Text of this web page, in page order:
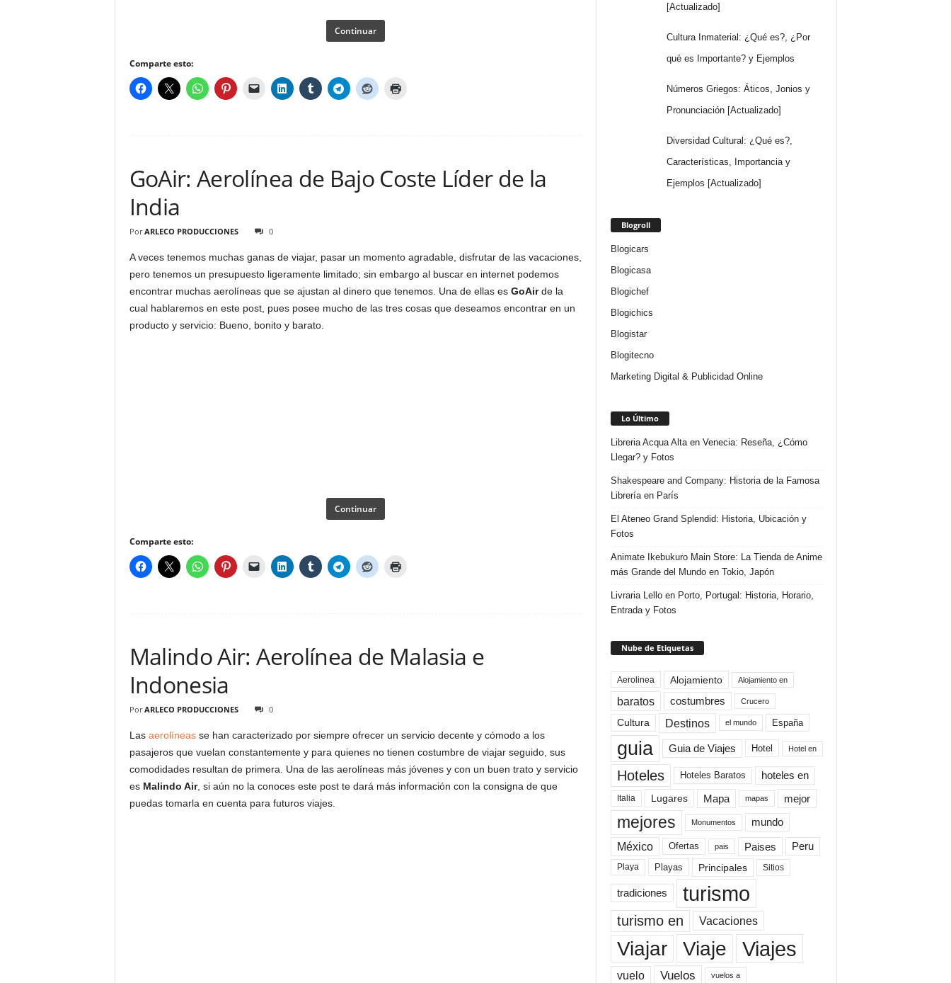
Continuar
Comparte esto:
GoAir: Aerolínea de Bajo Coste Líder de la
India
Por ARLECO PRODUCCIONES 0
A veces tenemos muchas ganas de viajar, pasar un momento agradable, disfrutar de las vacaciones,
pero tenemos un presupuesto ligeramente limitado; sin embargo al buscar en internet podemos
encontrar muchas aerolíneas que se ajustan al dinero que tenemos. Una de ellas es GoAirde la
cual hablaremos en este post, pues posee mucho de las tres cosas que deseamos encontrar en un
producto y servicio: Bueno, bonito y barato.
Continuar
Comparte esto:
Malindo Air: Aerolínea de Malasia e
Indonesia
Por ARLECO PRODUCCIONES 0
Las aerolíneasse han caracterizado por siempre ofrecer un servicio decente y cómodo a los
pasajeros que vuelan constantemente y para quienes no tienen costumbre de viajar seguido, sus
comodidades resultan de primera. Una de las aerolíneas más jóvenes y con un buen trato y servicio
es Malindo Air, si aún no la conoces este post te dará más información con la consigna de que
puedas tomarla en cuenta para futuros viajes.
[Actualizado]
Cultura Inmaterial: ¿Qué es?, ¿Por
qué es Importante? y Ejemplos
Números Griegos: Áticos, Jonios y
Pronunciación [Actualizado]
Diversidad Cultural: ¿Qué es?,
Características, Importancia y
Ejemplos [Actualizado]
Blogroll
Blogicars
Blogicasa
Blogichef
Blogichics
Blogistar
Blogitecno
Marketing Digital & Publicidad Online
Lo Último
Libreria Acqua Alta en Venecia: Reseña, ¿Cómo
Llegar? y Fotos
Shakespeare and Company: Historia de la Famosa
Librería en París
El Ateneo Grand Splendid: Historia, Ubicación y
Fotos
Animate Ikebukuro Main Store: La Tienda de Anime
más Grande del Mundo en Tokio, Japón
Livraria Lello en Porto, Portugal: Historia, Horario,
Entrada y Fotos
Nube de Etiquetas
Aerolinea Alojamiento Alojamiento en
baratos costumbres Crucero
Cultura Destinos el mundo España
guia Guia de Viajes Hotel Hotel en
Hoteles Hoteles Baratos hoteles en
Italia Lugares Mapa mapas mejor
mejores Monumentos mundo
México Ofertas pais Paises Peru
Playa Playas Principales Sitios
tradiciones turismo
turismo en Vacaciones
Viajar Viaje Viajes
vuelo Vuelos vuelos a